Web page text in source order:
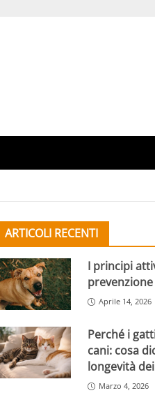
ARTICOLI RECENTI
I principi
Aprile 14, 2026
Perché i
cani: cosa
longevità
Marzo 4, 2026